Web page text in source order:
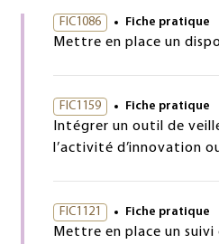
FIC1086 Fiche pratique
Mettre en place un
FIC1159 Fiche pratique
Intégrer un outil de
l’activité d’innovation
FIC1121 Fiche pratique
Mettre en place un suivi